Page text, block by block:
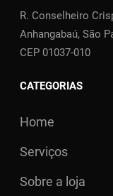
R. Conselheiro
Anhangabaú, São
CEP 01037-010
CATEGORIAS
Home
Serviços
Sobre a loja